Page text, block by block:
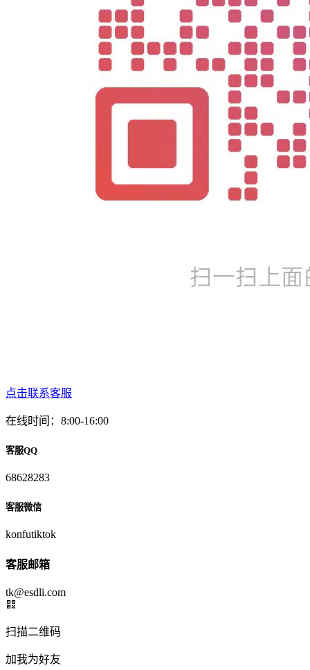
点击联系客服
在线时间：8:00-16:00
客服QQ
68628283
客服微信
konfutiktok
客服邮箱
tk@esdli.com
扫描二维码
加我为好友